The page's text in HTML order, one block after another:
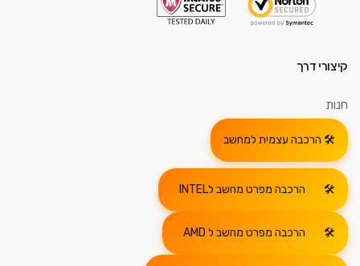
קיצורי דרך
חנות
הרכבה עצמית למחשב
הרכבה מפרט מחשב לINTEL
הרכבה מפרט מחשב ל AMD